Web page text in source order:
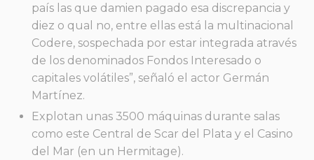
país las que damien pagado esa discrepancia y
diez o qual no, entre ellas está la multinacional
Codere, sospechada por estar integrada através
de los denominados Fondos Interesado o
capitales volátiles”, señaló el actor Germán
Martínez.
Explotan unas 3500 máquinas durante salas
como este Central de Scar del Plata y el Casino
del Mar (en un Hermitage).